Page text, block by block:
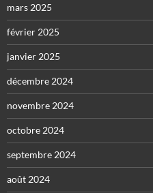
mars 2025
février 2025
janvier 2025
décembre 2024
novembre 2024
octobre 2024
septembre 2024
août 2024